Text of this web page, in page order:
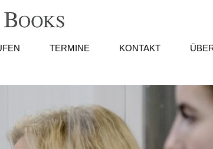
TERMINE KONTAKT